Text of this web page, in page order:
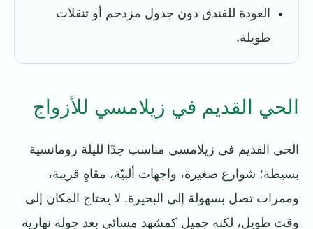
العودة للفندق دون جدول مزدحم أو تنقلات
طويلة.
الحي القديم في زيلامسي للأزواج
الحي القديم في زيلامسي مناسب جدًا لليلة رومانسية
بسيطة؛ شوارع صغيرة، واجهات ألبيّة، مقاهٍ قريبة،
وممرات تصل بسهولة إلى البحيرة. لا يحتاج المكان إلى
وقت طويل، لكنه جميل كمشهد مسائي بعد جولة نهارية